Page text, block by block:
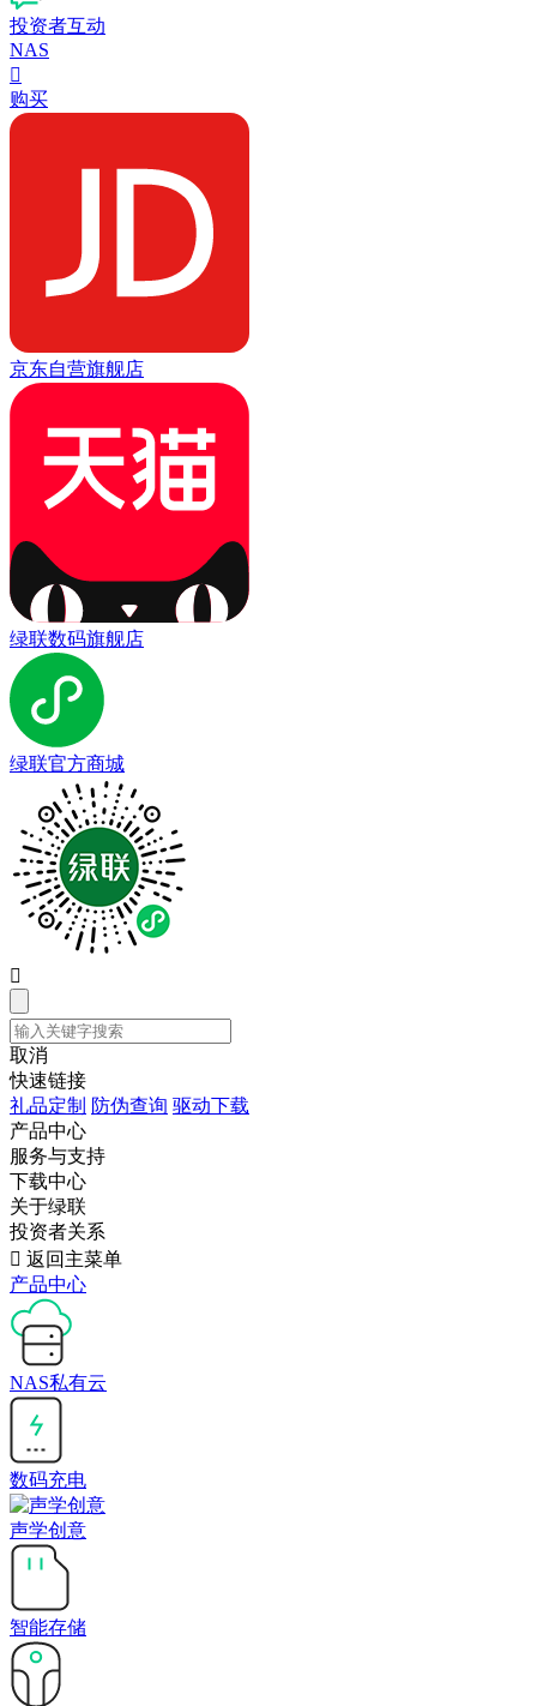
投资者互动
NAS

购买
京东自营旗舰店
绿联数码旗舰店
绿联官方商城

取消
快速链接
礼品定制 防伪查询 驱动下载
产品中心
服务与支持
下载中心
关于绿联
投资者关系
 返回主菜单
产品中心
NAS私有云
数码充电
声学创意
智能存储